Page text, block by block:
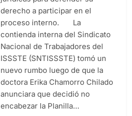
derecho a participar en el
proceso interno. La
contienda interna del Sindicato
Nacional de Trabajadores del
ISSSTE (SNTISSSTE) tomó un
nuevo rumbo luego de que la
doctora Erika Chamorro Chilado
anunciara que decidió no
encabezar la Planilla…